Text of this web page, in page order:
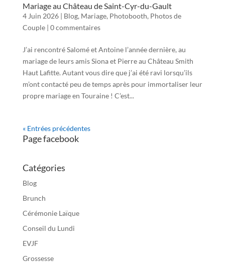
Mariage au Château de Saint-Cyr-du-Gault
4 Juin 2026| Blog, Mariage, Photobooth, Photos de
Couple| 0 commentaires
J’ai rencontré Salomé et Antoine l’année dernière, au
mariage de leurs amis Siona et Pierre au Château Smith
Haut Lafitte. Autant vous dire que j’ai été ravi lorsqu’ils
m’ont contacté peu de temps après pour immortaliser leur
propre mariage en Touraine ! C’est...
« Entrées précédentes
Page facebook
Catégories
Blog
Brunch
Cérémonie Laïque
Conseil du Lundi
EVJF
Grossesse